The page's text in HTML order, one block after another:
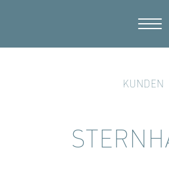
KUNDEN